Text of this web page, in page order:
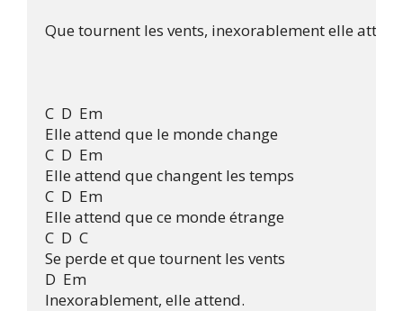
Que tournent les vents, inexorablement elle
C  D  Em
Elle attend que le monde change
C  D  Em
Elle attend que changent les temps
C  D  Em
Elle attend que ce monde étrange
C  D  C
Se perde et que tournent les vents
D  Em
Inexorablement, elle attend.